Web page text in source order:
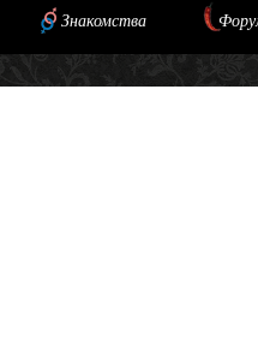
Знакомства